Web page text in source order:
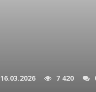
16.03.2026 7 420